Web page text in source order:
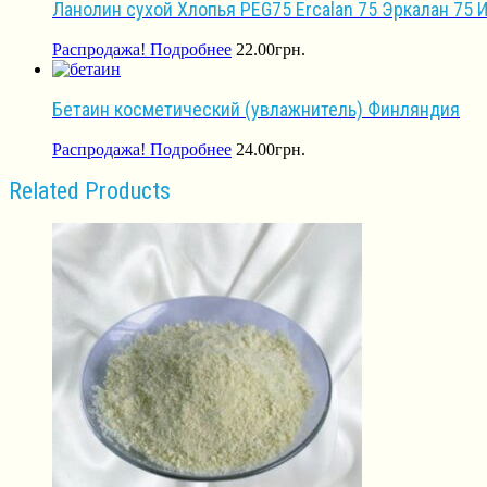
Ланолин сухой Хлопья PEG75 Ercalan 75 Эркалан 75
Распродажа! Подробнее 22.00грн.
Бетаин косметический (увлажнитель) Финляндия
Распродажа! Подробнее 24.00грн.
Related Products